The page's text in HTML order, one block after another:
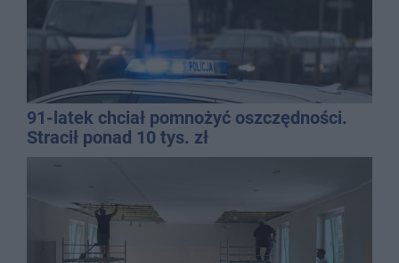
91-latek chciał pomnożyć oszczędności.
Stracił ponad 10 tys. zł